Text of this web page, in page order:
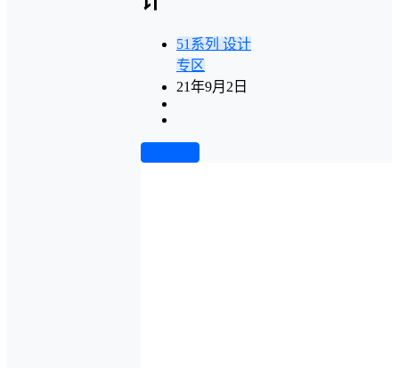
51系列 设计
专区
21年9月2日